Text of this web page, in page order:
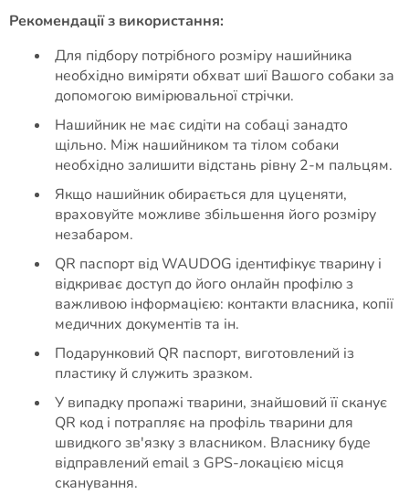
Рекомендації з використання:
Для підбору потрібного розміру нашийника
необхідно виміряти обхват шиї Вашого собаки за
допомогою вимірювальної стрічки.
Нашийник не має сидіти на собаці занадто
щільно. Між нашийником та тілом собаки
необхідно залишити відстань рівну 2-м пальцям.
Якщо нашийник обирається для цуценяти,
враховуйте можливе збільшення його розміру
незабаром.
QR паспорт від WAUDOG ідентифікує тварину і
відкриває доступ до його онлайн профілю з
важливою інформацією: контакти власника, копії
медичних документів та ін.
Подарунковий QR паспорт, виготовлений із
пластику й служить зразком.
У випадку пропажі тварини, знайшовий її сканує
QR код і потрапляє на профіль тварини для
швидкого зв'язку з власником. Власнику буде
відправлений email з GPS-локацією місця
сканування.